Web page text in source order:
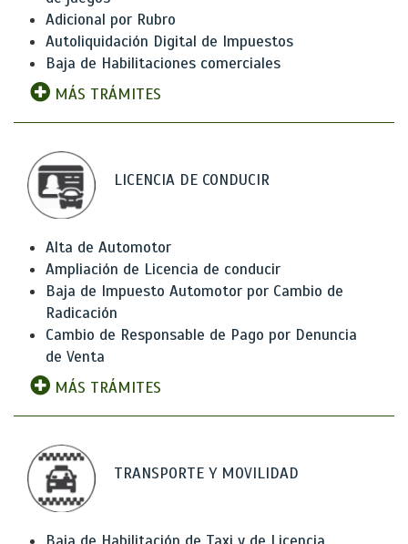
Adicional por Rubro
Autoliquidación Digital de Impuestos
Baja de Habilitaciones comerciales
MÁS TRÁMITES
LICENCIA DE CONDUCIR
Alta de Automotor
Ampliación de Licencia de conducir
Baja de Impuesto Automotor por Cambio de
Radicación
Cambio de Responsable de Pago por Denuncia
de Venta
MÁS TRÁMITES
TRANSPORTE Y MOVILIDAD